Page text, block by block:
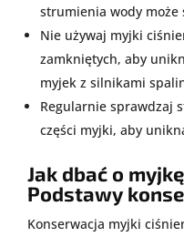
strumienia wody może
Nie używaj myjki
zamkniętych, aby
myjek z silnikami
Regularnie sprawdzaj
części myjki, aby
Jak dbać o
Podstawy
Konserwacja myjki